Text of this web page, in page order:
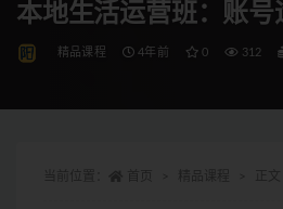
本地生活运营班：账
精品课程 4年前 0 312